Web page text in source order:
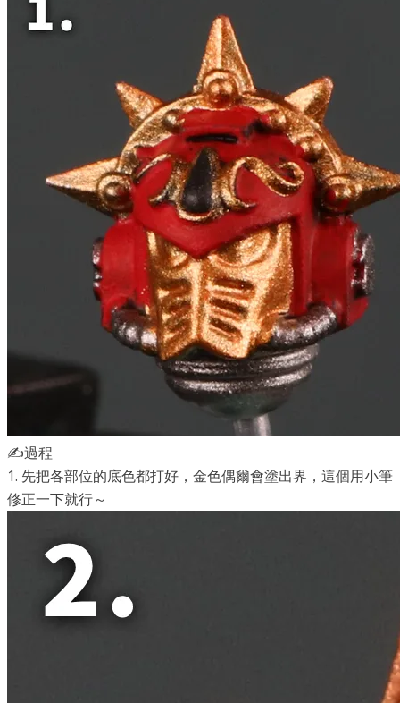
✍️過程
1. 先把各部位的底色都打好，金色偶爾會塗出界，這個用小筆
修正一下就行～